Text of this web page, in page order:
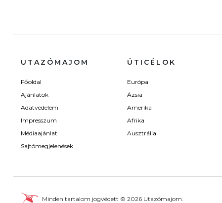
UTAZÓMAJOM
Főoldal
Ajánlatok
Adatvédelem
Impresszum
Médiaajánlat
Sajtómegjelenések
ÚTICÉLOK
Európa
Ázsia
Amerika
Afrika
Ausztrália
Minden tartalom jogvédett © 2026 Utazómajom.